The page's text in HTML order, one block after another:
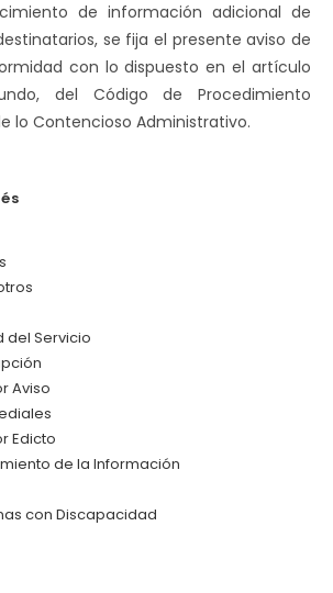
de información adicional de
se fija el presente aviso de
con lo dispuesto en el artículo
del Código de Procedimiento
lo Contencioso Administrativo.
del Servicio
Aviso
Edicto
de la Información
con Discapacidad